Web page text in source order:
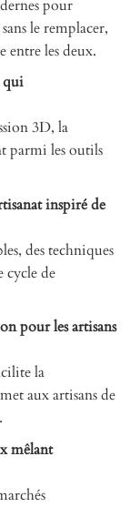
pour
le remplacer,
entre les deux.
qui
3D, la
parmi les outils
inspiré de
des techniques
cycle de
pour les artisans
la
aux artisans de
mêlant